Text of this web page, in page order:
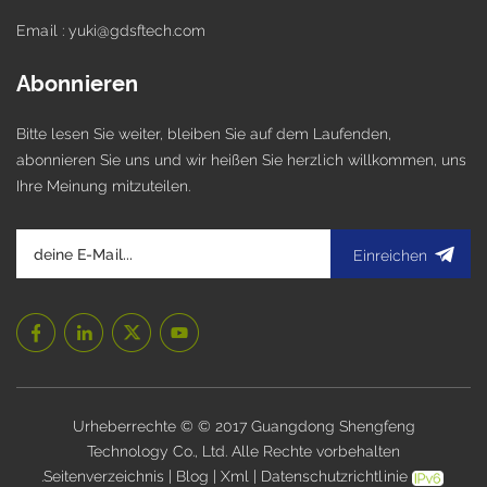
Email : yuki@gdsftech.com
Abonnieren
Bitte lesen Sie weiter, bleiben Sie auf dem Laufenden,
abonnieren Sie uns und wir heißen Sie herzlich willkommen, uns
Ihre Meinung mitzuteilen.
Einreichen
Urheberrechte © © 2017 Guangdong Shengfeng
Technology Co., Ltd. Alle Rechte vorbehalten
.Seitenverzeichnis Blog Xml| Datenschutzrichtlinie